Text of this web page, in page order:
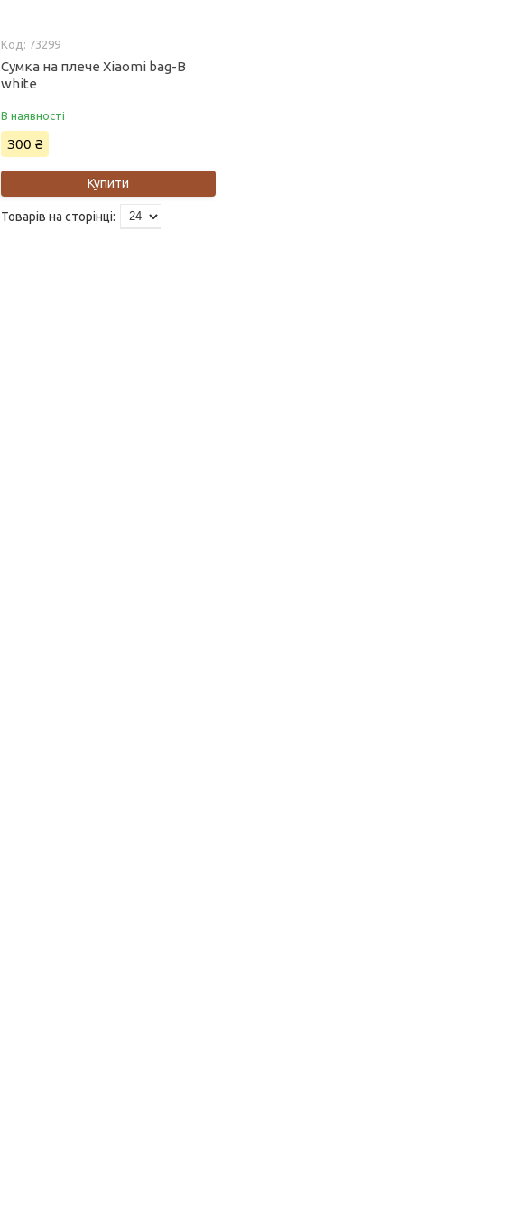
73299
Сумка на плече Xiaomi bag-B
white
В наявності
300 ₴
Купити